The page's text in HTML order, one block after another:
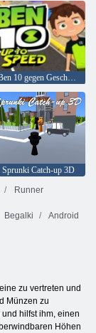
Ben 10 gegen Geschwindigkeit
Sprunki Catch-up 3D
Runner
Begalki Android
zu vertreten und
Münzen zu
hilfst ihm, einen
Höhen